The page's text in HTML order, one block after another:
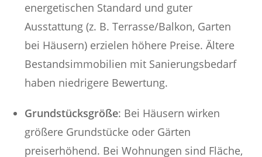
energetischen Standard und guter
Ausstattung (z. B. Terrasse/Balkon, Garten
bei Häusern) erzielen höhere Preise. Ältere
Bestandsimmobilien mit Sanierungsbedarf
haben niedrigere Bewertung.
Grundstücksgröße: Bei Häusern wirken
größere Grundstücke oder Gärten
preiserhöhend. Bei Wohnungen sind Fläche,